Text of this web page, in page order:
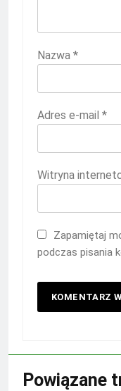
Nazwa *
Adres e-mail *
Witryna
Zapamiętaj
podczas pisania
Powiązane